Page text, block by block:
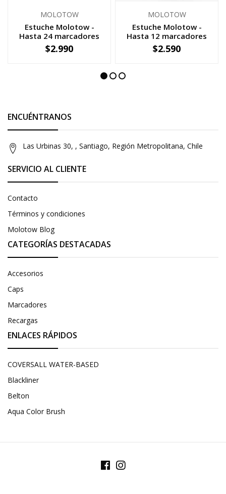
MOLOTOW
Estuche Molotow -
Hasta 24 marcadores
+
$2.990
MOLOTOW
Estuche Molotow -
Hasta 12 marcadores
+
$2.590
ENCUÉNTRANOS
Las Urbinas 30, , Santiago, Región Metropolitana, Chile
SERVICIO AL CLIENTE
Contacto
Términos y condiciones
Molotow Blog
CATEGORÍAS DESTACADAS
Accesorios
Caps
Marcadores
Recargas
ENLACES RÁPIDOS
COVERSALL WATER-BASED
Blackliner
Belton
Aqua Color Brush